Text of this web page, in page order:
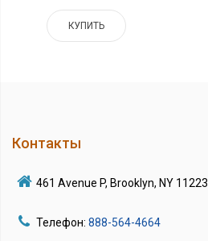
КУПИТЬ
Контакты
461 Avenue P, Brooklyn, NY 11223
Телефон: 888-564-4664